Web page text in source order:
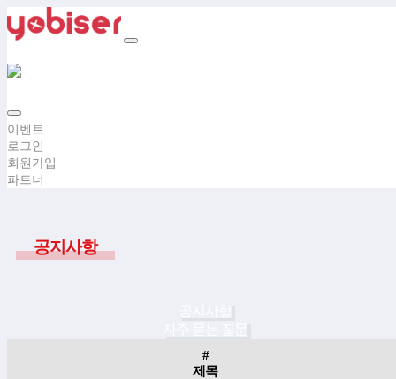
이벤트
로그인
회원가입
파트너
공지사항
#
제목